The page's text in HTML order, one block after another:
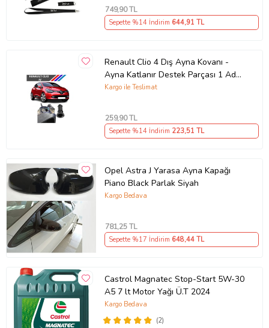
749,90 TL
Sepette %14 İndirim 644,91 TL
Renault Clio 4 Dış Ayna Kovanı -
Ayna Katlanır Destek Parçası 1 Adet
490307706 M3625
Kargo ile Teslimat
259,90 TL
Sepette %14 İndirim 223,51 TL
Opel Astra J Yarasa Ayna Kapağı
Piano Black Parlak Siyah
Kargo Bedava
781,25 TL
Sepette %17 İndirim 648,44 TL
Castrol Magnatec Stop-Start 5W-30
A5 7 lt Motor Yağı Ü.T 2024
(2)
Kargo Bedava